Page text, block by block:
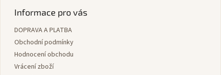
Informace pro vás
DOPRAVA A PLATBA
Obchodní podmínky
Hodnocení obchodu
Vrácení zboží